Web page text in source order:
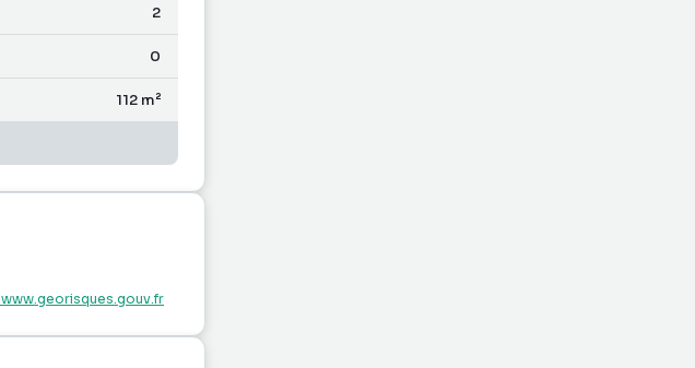
2
0
112 m²
www.georisques.gouv.fr